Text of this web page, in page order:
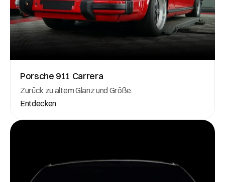
Porsche 911 Carrera
Zurück zu altem Glanz und Größe.
Entdecken